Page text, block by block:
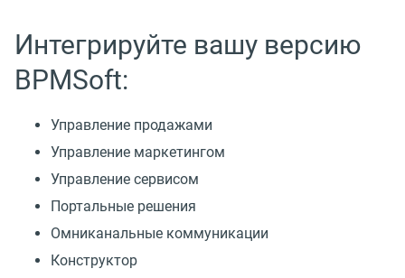
Интегрируйте вашу версию
BPMSoft:
Управление продажами
Управление маркетингом
Управление сервисом
Портальные решения
Омниканальные коммуникации
Конструктор